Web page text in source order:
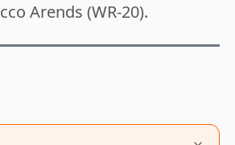
Arends (WR-20).